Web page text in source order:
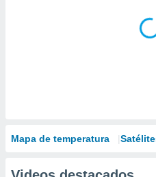
Mapa de temperatura